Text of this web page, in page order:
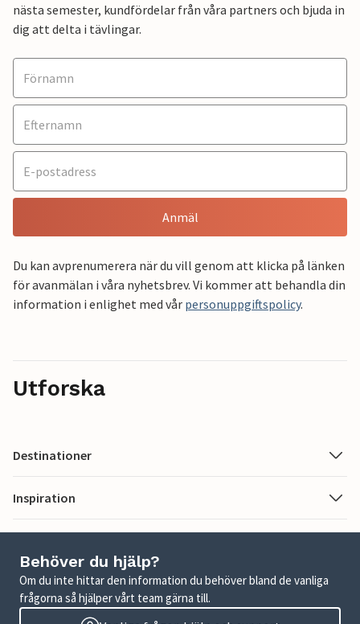
nästa semester, kundfördelar från våra partners och bjuda in
dig att delta i tävlingar.
Anmäl
Du kan avprenumerera när du vill genom att klicka på länken
för avanmälan i våra nyhetsbrev. Vi kommer att behandla din
information i enlighet med vår personuppgiftspolicy.
Utforska
Destinationer
Inspiration
Behöver du hjälp?
Om du inte hittar den information du behöver bland de vanliga
frågorna så hjälper vårt team gärna till.